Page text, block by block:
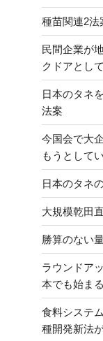
種苗関連2法
民間企業が
クドアとし
日本のタネ
法案
今国会で大
もうとして
日本のタネ
大規模乾田
勝算のない
ラウンドア
本でも始まる
食料システ
種開発新法